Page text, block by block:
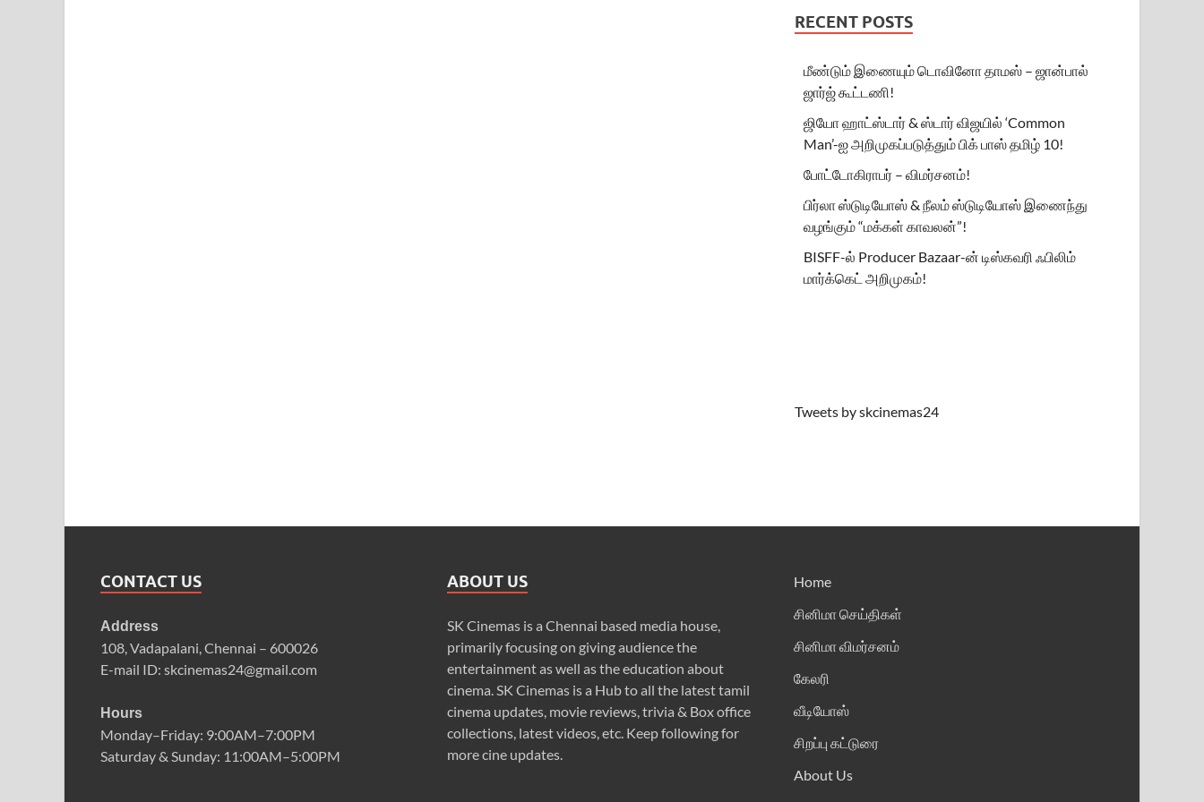
RECENT POSTS
மீண்டும் இணையும் டொவினோ தாமஸ் – ஜான்பால்
ஜார்ஜ் கூட்டணி!
ஜியோ ஹாட்ஸ்டார் & ஸ்டார் விஜயில் ‘Common
Man’-ஐ அறிமுகப்படுத்தும் பிக் பாஸ் தமிழ் 10!
போட்டோகிராபர் – விமர்சனம்!
பிர்லா ஸ்டுடியோஸ் & நீலம் ஸ்டுடியோஸ் இணைந்து
வழங்கும் “மக்கள் காவலன்”!
BISFF-ல் Producer Bazaar-ன் டிஸ்கவரி ஃபிலிம்
மார்க்கெட் அறிமுகம்!
Tweets by skcinemas24
CONTACT US
Address
108, Vadapalani, Chennai – 600026
E-mail ID: skcinemas24@gmail.com
Hours
Monday–Friday: 9:00AM–7:00PM
Saturday & Sunday: 11:00AM–5:00PM
ABOUT US
SK Cinemas is a Chennai based media house,
primarily focusing on giving audience the
entertainment as well as the education about
cinema. SK Cinemas is a Hub to all the latest tamil
cinema updates, movie reviews, trivia & Box office
collections, latest videos, etc. Keep following for
more cine updates.
Home
சினிமா செய்திகள்
சினிமா விமர்சனம்
கேலரி
வீடியோஸ்
சிறப்பு கட்டுரை
About Us